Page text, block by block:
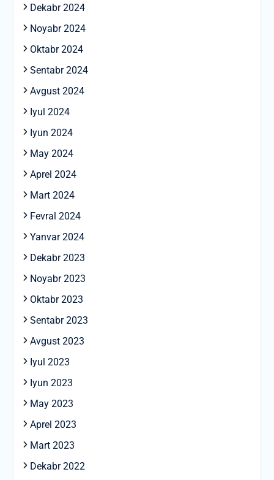
Dekabr 2024
Noyabr 2024
Oktabr 2024
Sentabr 2024
Avgust 2024
Iyul 2024
Iyun 2024
May 2024
Aprel 2024
Mart 2024
Fevral 2024
Yanvar 2024
Dekabr 2023
Noyabr 2023
Oktabr 2023
Sentabr 2023
Avgust 2023
Iyul 2023
Iyun 2023
May 2023
Aprel 2023
Mart 2023
Dekabr 2022